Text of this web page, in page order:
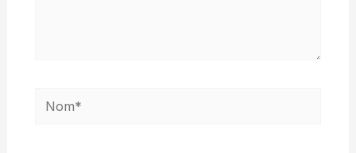
Nom*